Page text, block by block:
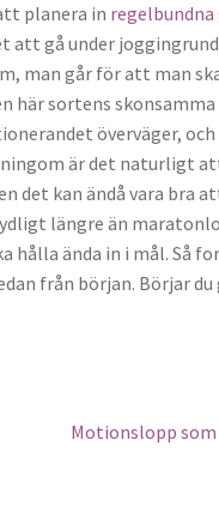
planera in regelbundna
att gå under
man går för att man
här sortens
överväger, och
är det naturligt
det kan ändå vara bra
längre än
hålla ända in i mål. Så
från början. Börjar du
Motionslopp